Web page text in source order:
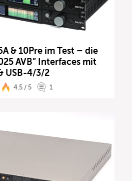
& 10Pre im Test – die
AVB” Interfaces mit
USB-4/3/2
4.5 / 5 1